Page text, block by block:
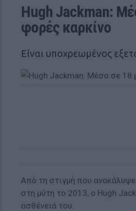
Hugh Jackman:
φορές καρκίνο
Είναι υποχρεωμένος
Από τη στιγμή που
στη μύτη το 2013, ο Hugh
ασθένειά του.